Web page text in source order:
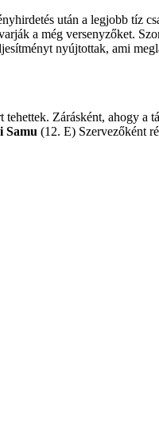
után a legjobb tíz
a még versenyzőket.
nyújtottak, ami
Zárásként, ahogy
Samu (12. E) Szervezőként